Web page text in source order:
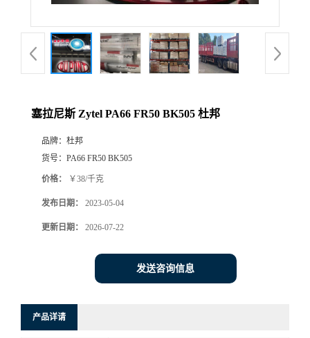
品
厅
系
塞拉尼斯 Zytel PA66 FR50 BK505 杜邦
品牌： 杜邦
货号： PA66 FR50 BK505
价格： ￥38/千克
发布日期： 2023-05-04
更新日期： 2026-07-22
发送咨询信息
产品详请